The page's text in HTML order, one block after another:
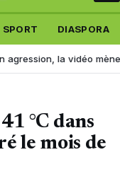
SPORT DIASPORA
la vidéo mène à son
°C dans
le mois de